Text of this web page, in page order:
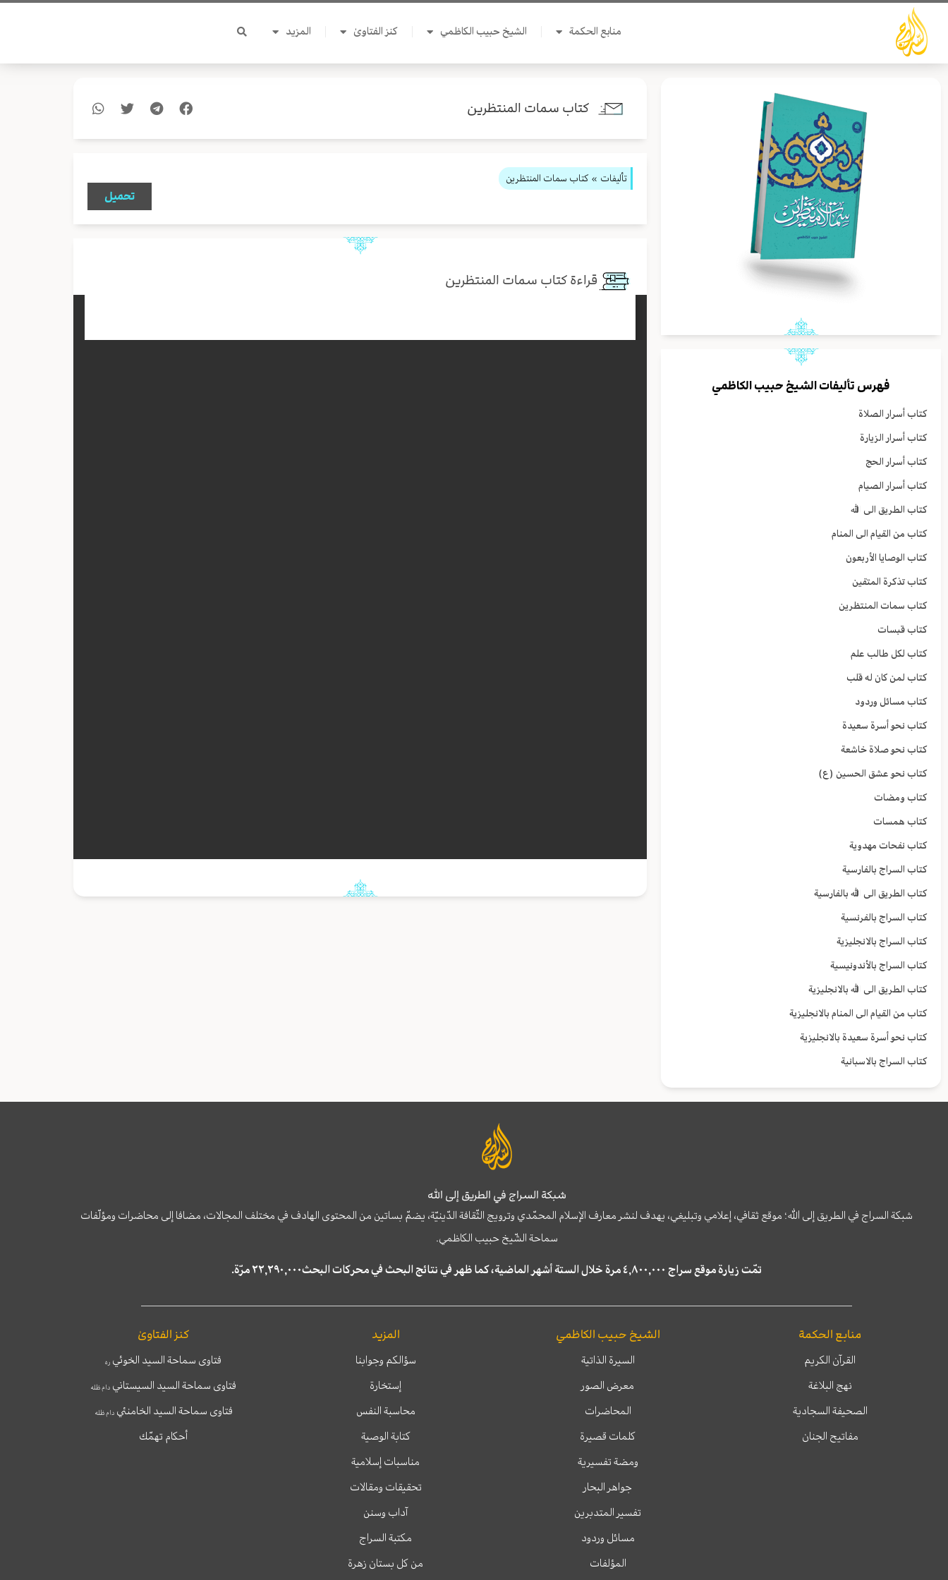
تخطي
المحتوى
منابع الحكمة الشيخ حبيب الكاظمي كنز الفتاوىٰ المزيد
فهرس تأليفات الشيخ حبيب الكاظمي
كتاب أسرار الصلاة
كتاب أسرار الزيارة
كتاب أسرار الحج
كتاب أسرار الصيام
كتاب الطريق الى الله
كتاب من القيام الى المنام
كتاب الوصايا الأربعون
كتاب تذكرة المتقين
كتاب سمات المنتظرين
كتاب قبسات
كتاب لكل طالب علم
كتاب لمن كان له قلب
كتاب مسائل وردود
كتاب نحو أسرة سعيدة
كتاب نحو صلاة خاشعة
كتاب نحو عشق الحسين (ع)
كتاب ومضات
كتاب همسات
كتاب نفحات مهدوية
كتاب السراج بالفارسية
كتاب الطريق الى الله بالفارسية
كتاب السراج بالفرنسية
كتاب السراج بالانجليزية
كتاب السراج بالأندونيسية
كتاب الطريق الى الله بالانجليزية
كتاب من القيام الى المنام بالانجليزية
كتاب نحو أسرة سعيدة بالانجليزية
كتاب السراج بالاسبانية
كتاب سمات المنتظرين
تأليفات » كتاب سمات المنتظرين
تحميل
قراءة كتاب سمات المنتظرين
شبكة السراج في الطريق إلى الله
شبكة السراج في الطريق إلى الله؛ موقع ثقافي، إعلامي وتبليغي، يهدف لنشر معارف الإسلام المحمّدي وترويج الثّقافة الدّينيّة، يضمّ بساتين من المحتوى الهادف في مختلف المجالات، مضافا إلى محاضرات ومؤلّفات
سماحة الشّيخ حبيب الكاظمي.
تمّت زيارة موقع سراج ٤,٨٠٠,٠٠٠ مرة خلال الستة أشهر الماضية، كما ظهر في نتائج البحث في محركات البحث٢٢,٢٩٠,٠٠٠ مرّة.
منابع الحكمة
القرآن الكريم
نهج البلاغة
الصحيفة السجادية
مفاتيح الجنان
الشيخ حبيب الكاظمي
السيرة الذاتية
معرض الصور
المحاضرات
كلمات قصيرة
ومضة تفسيرية
جواهر البحار
تفسير المتدبرين
مسائل وردود
المؤلفات
المزيد
سؤالكم وجوابنا
إستخارة
محاسبة النفس
كتابة الوصية
مناسبات إسلامية
تحقيقات ومقالات
آداب وسنن
مكتبة السراج
من كل بستان زهرة
كنز الفتاوىٰ
فتاوى سماحة السيد الخوئي ره
فتاوى سماحة السيد السيستاني دام ظله
فتاوى سماحة السيد الخامنئيدام ظله
أحكام تهمّك